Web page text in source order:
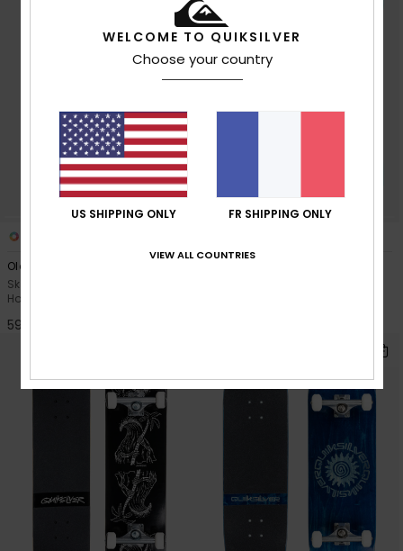
Old N Gold 7.8"
Skateboard complet Violet
Homme
59,00 €
WELCOME TO QUIKSILVER
Choose your country
US SHIPPING ONLY FR SHIPPING ONLY
VIEW ALL COUNTRIES